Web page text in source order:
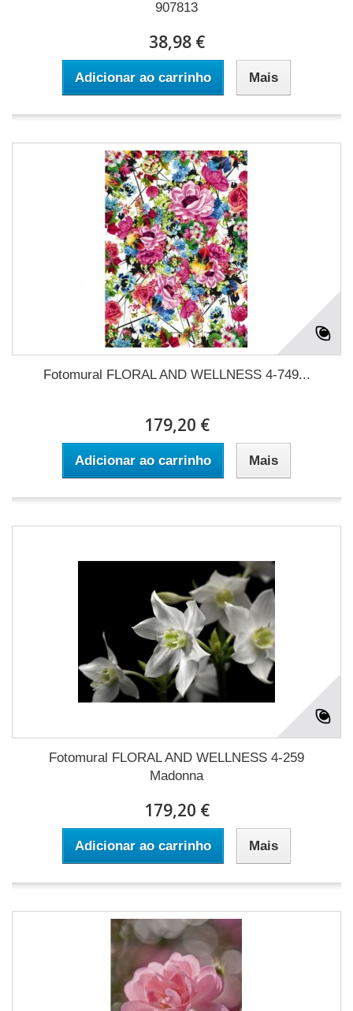
907813
38,98 €
Adicionar ao carrinho Mais
Fotomural FLORAL AND WELLNESS 4-749...
179,20 €
Adicionar ao carrinho Mais
Fotomural FLORAL AND WELLNESS 4-259
Madonna
179,20 €
Adicionar ao carrinho Mais